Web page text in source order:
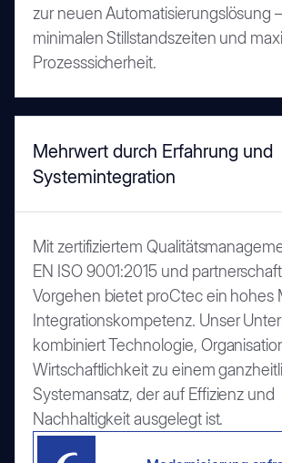
zur neuen Automatisierungslösung
minimalen Stillstandszeiten und
Prozesssicherheit.
Mehrwert durch Erfahrung und
Systemintegration
Mit zertifiziertem
EN ISO 9001:2015 und
Vorgehen bietet proCtec ein hohes
Integrationskompetenz. Unser
kombiniert Technologie,
Wirtschaftlichkeit zu einem
Systemansatz, der auf Effizienz und
Nachhaltigkeit ausgelegt ist.